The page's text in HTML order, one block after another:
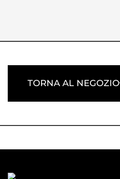
TORNA AL NEGOZIO